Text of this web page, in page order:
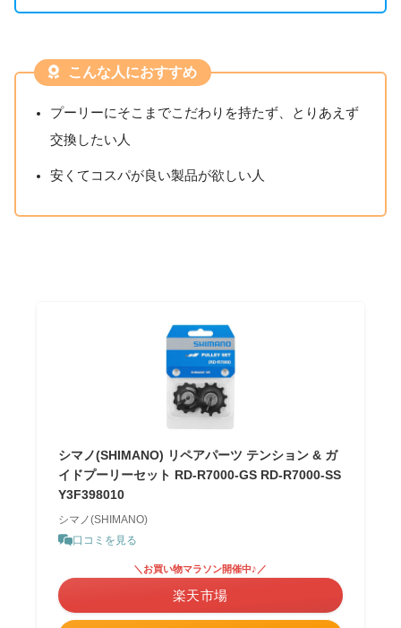
こんな人におすすめ
プーリーにそこまでこだわりを持たず、とりあえず
交換したい人
安くてコスパが良い製品が欲しい人
シマノ(SHIMANO) リペアパーツ テンション & ガ
イドプーリーセット RD-R7000-GS RD-R7000-SS
Y3F398010
シマノ(SHIMANO)
口コミを見る
＼お買い物マラソン開催中♪／
楽天市場